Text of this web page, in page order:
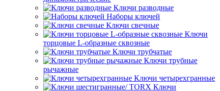
Ключи разводные
Наборы ключей
Ключи свечные
Ключи
торцовые L-образные сквозные
Ключи трубчатые
Ключи трубные
рычажные
Ключи четырехгранные
Ключи